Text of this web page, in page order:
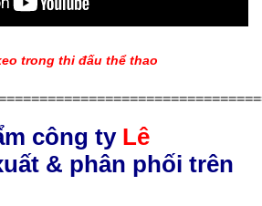
trong thi đấu thể thao
công ty Lê
& phân phối trên